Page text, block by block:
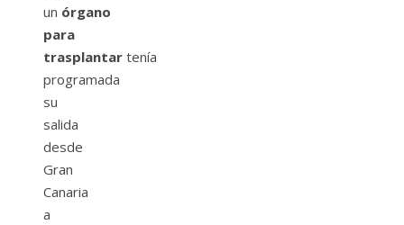
un órgano
para
trasplantar tenía
programada
su
salida
desde
Gran
Canaria
a